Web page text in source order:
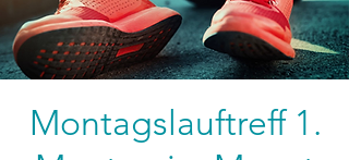
Montagslauftreff 1.